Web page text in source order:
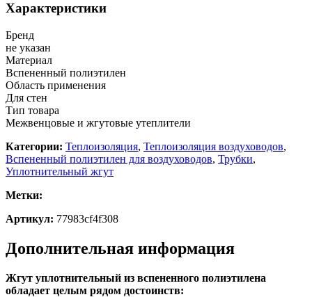
Характеристики
Бренд
не указан
Материал
Вспененный полиэтилен
Область применения
Для стен
Тип товара
Межвенцовые и жгутовые утеплители
Категории: Теплоизоляция, Теплоизоляция воздуховодов,
Вспененный полиэтилен для воздуховодов, Трубки,
Уплотнительный жгут
Метки:
Артикул: 77983cf4f308
Дополнительная информация
Жгут уплотнительный из вспененного полиэтилена
обладает целым рядом достоинств: